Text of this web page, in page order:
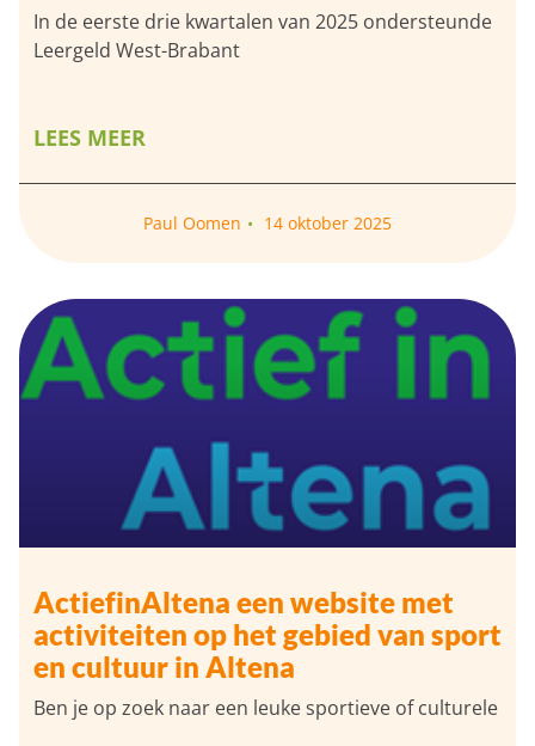
In de eerste drie kwartalen van 2025 ondersteunde
Leergeld West-Brabant
LEES MEER
Paul Oomen 14 oktober 2025
ActiefinAltena een website met
activiteiten op het gebied van sport
en cultuur in Altena
Ben je op zoek naar een leuke sportieve of culturele